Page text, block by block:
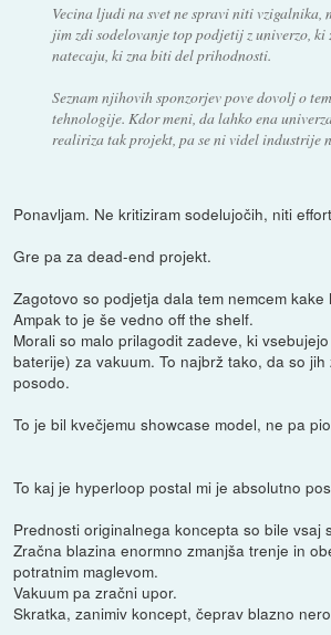
Vecina ljudi na svet ne spravi niti vzigalnika,
jim zdi sodelovanje top podjetij z univerzo, ki
natecaju, ki zna biti del prihodnosti.
Seznam njihovih sponzorjev pove dovolj o
tehnologije. Kdor meni, da lahko ena
realiriza tak projekt, pa se ni videl industrije
Ponavljam. Ne kritiziram sodelujočih, niti
Gre pa za dead-end projekt.
Zagotovo so podjetja dala tem nemcem
Ampak to je še vedno off the shelf.
Morali so malo prilagodit zadeve, ki
baterije) za vakuum. To najbrž tako, da so jih
posodo.
To je bil kvečjemu showcase model, ne pa
To kaj je hyperloop postal mi je absolutno
Prednosti originalnega koncepta so bile vsaj
Zračna blazina enormno zmanjša trenje in
potratnim maglevom.
Vakuum pa zračni upor.
Skratka, zanimiv koncept, čeprav blazno